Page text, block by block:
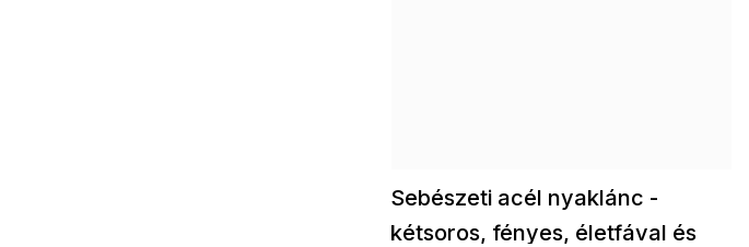
Sebészeti acél nyaklánc -
kétsoros, fényes, életfával és